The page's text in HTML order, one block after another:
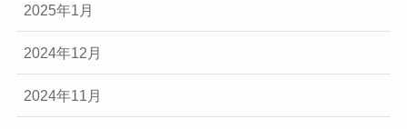
2025年1月
2024年12月
2024年11月